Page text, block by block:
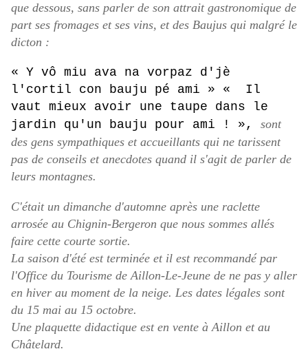
que dessous, sans parler de son attrait gastronomique de
part ses fromages et ses vins, et des Baujus qui malgré le
dicton :
« Y vô miu ava na vorpaz d'jè
l'cortil con bauju pé ami » « Il
vaut mieux avoir une taupe dans le
jardin qu'un bauju pour ami ! », sont
des gens sympathiques et accueillants qui ne tarissent
pas de conseils et anecdotes quand il s'agit de parler de
leurs montagnes.
C'était un dimanche d'automne après une raclette
arrosée au Chignin-Bergeron que nous sommes allés
faire cette courte sortie.
La saison d'été est terminée et il est recommandé par
l'Office du Tourisme de Aillon-Le-Jeune de ne pas y aller
en hiver au moment de la neige. Les dates légales sont
du 15 mai au 15 octobre.
Une plaquette didactique est en vente à Aillon et au
Châtelard.